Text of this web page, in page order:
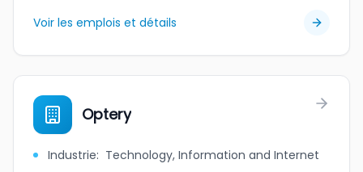
Voir les emplois et détails
Optery
Industrie: Technology, Information and Internet